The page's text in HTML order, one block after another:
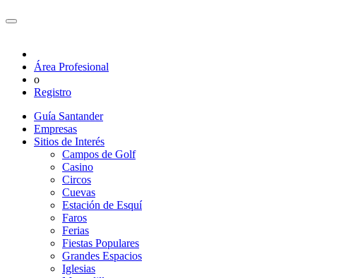
Área Profesional
o
Registro
Guía Santander
Empresas
Sitios de Interés
Campos de Golf
Casino
Circos
Cuevas
Estación de Esquí
Faros
Ferias
Fiestas Populares
Grandes Espacios
Iglesias